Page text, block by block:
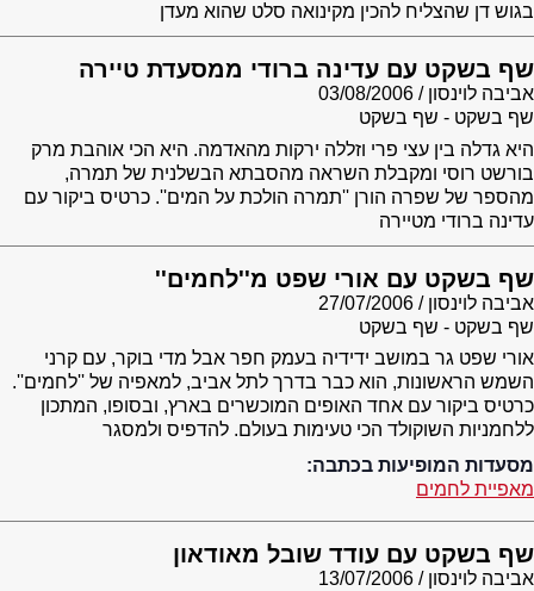
בגוש דן שהצליח להכין מקינואה סלט שהוא מעדן
שף בשקט עם עדינה ברודי ממסעדת טיירה
אביבה לוינסון
03/08/2006
שף בשקט - שף בשקט
היא גדלה בין עצי פרי וזללה ירקות מהאדמה. היא הכי אוהבת מרק
בורשט רוסי ומקבלת השראה מהסבתא הבשלנית של תמרה,
מהספר של שפרה הורן ''תמרה הולכת על המים''. כרטיס ביקור עם
עדינה ברודי מטיירה
שף בשקט עם אורי שפט מ''לחמים''
אביבה לוינסון
27/07/2006
שף בשקט - שף בשקט
אורי שפט גר במושב ידידיה בעמק חפר אבל מדי בוקר, עם קרני
השמש הראשונות, הוא כבר בדרך לתל אביב, למאפיה של ''לחמים''.
כרטיס ביקור עם אחד האופים המוכשרים בארץ, ובסופו, המתכון
ללחמניות השוקולד הכי טעימות בעולם. להדפיס ולמסגר
מסעדות המופיעות בכתבה:
מאפיית לחמים
שף בשקט עם עודד שובל מאודאון
אביבה לוינסון
13/07/2006